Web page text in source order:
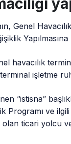
Genel
havacılık
işletme
“istisna”
Programı ve
ticari yolcu ve